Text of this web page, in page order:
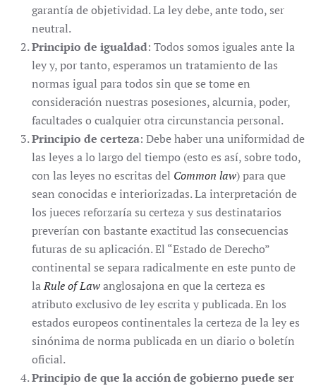
garantía de objetividad. La ley debe, ante todo, ser
neutral.
Principio de igualdad: Todos somos iguales ante la
ley y, por tanto, esperamos un tratamiento de las
normas igual para todos sin que se tome en
consideración nuestras posesiones, alcurnia, poder,
facultades o cualquier otra circunstancia personal.
Principio de certeza: Debe haber una uniformidad de
las leyes a lo largo del tiempo (esto es así, sobre todo,
con las leyes no escritas del Common law) para que
sean conocidas e interiorizadas. La interpretación de
los jueces reforzaría su certeza y sus destinatarios
preverían con bastante exactitud las consecuencias
futuras de su aplicación. El “Estado de Derecho”
continental se separa radicalmente en este punto de
laRule of Lawanglosajona en que la certeza es
atributo exclusivo de ley escrita y publicada. En los
estados europeos continentales la certeza de la ley es
sinónima de norma publicada en un diario o boletín
oficial.
Principio de que la acción de gobierno puede ser